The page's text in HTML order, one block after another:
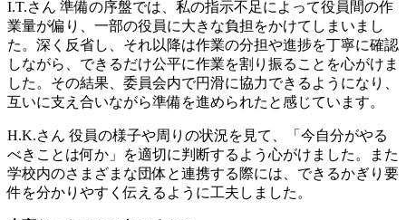
I.T.さん 準備の序盤では、私の指示不足によって役員間の作
業量が偏り、一部の役員に大きな負担をかけてしまいまし
た。深く反省し、それ以降は作業の分担や進捗を丁寧に確認
しながら、できるだけ公平に作業を割り振ることを心がけま
した。その結果、委員会内で円滑に協力できるようになり、
互いに支え合いながら準備を進められたと感じています。
H.K.さん 役員の様子や周りの状況を見て、「今自分がやる
べきことは何か」を適切に判断するよう心がけました。また
学校内のさまざまな団体と連携する際には、できるかぎり要
件を分かりやすく伝えるように工夫しました。